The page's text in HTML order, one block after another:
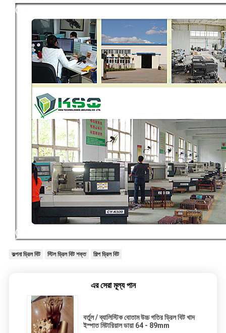
কল্পনা ড্রিল বিট স্টিল ড্রিল বিট শক্ত শিল্প ড্রিল বিট
এর সেরা মূল্য পান
বর্তুল / ব্যালিস্টিক বোতাম উচ্চ গতির ড্রিল বিট খাদ
ইস্পাত মিটারিয়াল ডায়া 64 - 89mm